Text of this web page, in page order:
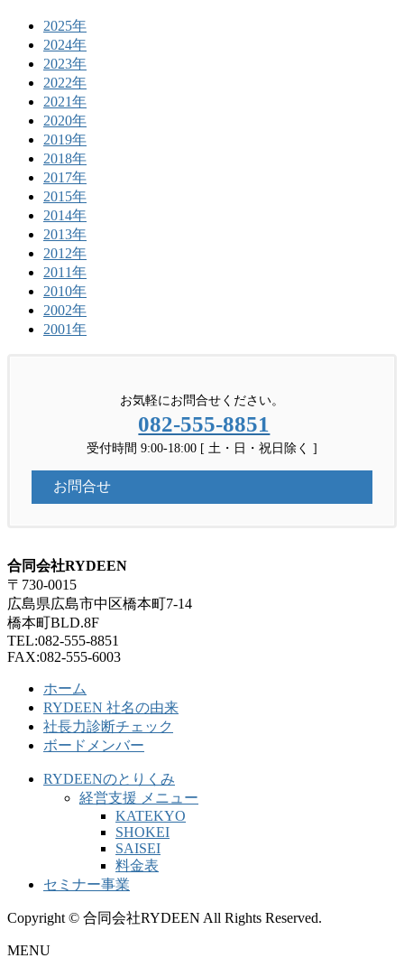
2025年
2024年
2023年
2022年
2021年
2020年
2019年
2018年
2017年
2015年
2014年
2013年
2012年
2011年
2010年
2002年
2001年
お気軽にお問合せください。
082-555-8851
受付時間 9:00-18:00 [ 土・日・祝日除く ]
お問合せ
合同会社RYDEEN
〒730-0015
広島県広島市中区橋本町7-14
橋本町BLD.8F
TEL:082-555-8851
FAX:082-555-6003
ホーム
RYDEEN 社名の由来
社長力診断チェック
ボードメンバー
RYDEENのとりくみ
経営支援 メニュー
KATEKYO
SHOKEI
SAISEI
料金表
セミナー事業
Copyright © 合同会社RYDEEN All Rights Reserved.
MENU